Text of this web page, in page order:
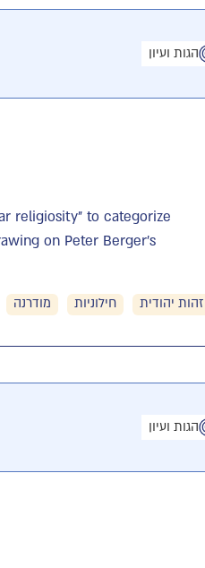
הגות ועיון
religiosity" to categorize
on Peter Berger’s
זהות יהודית חילוניות מודרנה
הגות ועיון